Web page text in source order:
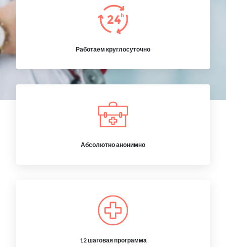
Работаем круглосуточно
Абсолютно анонимно
12 шаговая программа